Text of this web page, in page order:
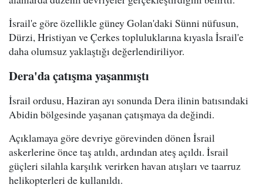
İsrail'e göre özellikle güney Golan'daki Sünni nüfusun,
Dürzi, Hristiyan ve Çerkes topluluklarına kıyasla İsrail'e
daha olumsuz yaklaştığı değerlendiriliyor.
Dera'da çatışma yaşanmıştı
İsrail ordusu, Haziran ayı sonunda Dera ilinin batısındaki
Abidin bölgesinde yaşanan çatışmaya da değindi.
Açıklamaya göre devriye görevinden dönen İsrail
askerlerine önce taş atıldı, ardından ateş açıldı. İsrail
güçleri silahla karşılık verirken havan atışları ve taarruz
helikopterleri de kullanıldı.